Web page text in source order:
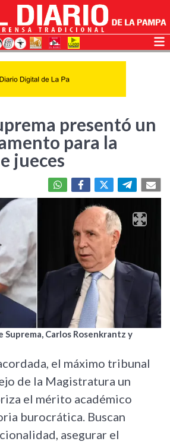
presentó un
para la
jueces
Suprema, Carlos Rosenkrantz y
el máximo tribunal
de la Magistratura un
el mérito académico
burocrática. Buscan
asegurar el